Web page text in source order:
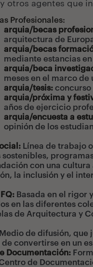
otros agentes que
Profesionales:
arquia/becas
arquitectura de
arquia/becas
mediante estancias
arquia/beca
meses en el marco
arquia/tesis:
arquia/próxima y
años de ejercicio
arquia/encuesta a
opinión de los
: Línea de trabajo
sostenibles,
con una
la inclusión y el
: Basada en el rigor
en las diferentes
de Arquitectura y
Medio de difusión, que
convertirse en un
Documentación:
de